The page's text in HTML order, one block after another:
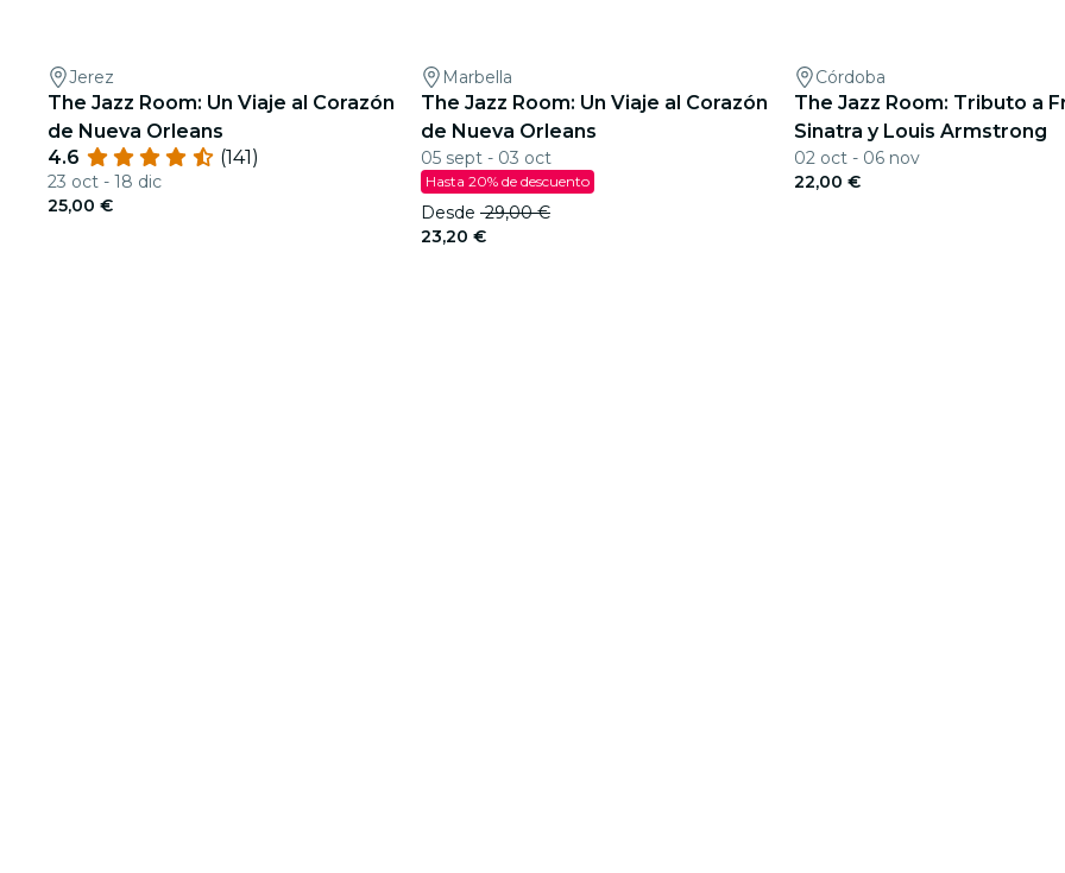
Jerez
The Jazz Room: Un Viaje al Corazón
de Nueva Orleans
4.6
(141)
23 oct - 18 dic
25,00 €
Marbella
The Jazz Room: Un Viaje al Corazón
de Nueva Orleans
05 sept - 03 oct
Hasta 20% de descuento
Desde 29,00 €
23,20 €
Córdoba
The Jazz Room: Tributo a
Sinatra y Louis Armstrong
02 oct - 06 nov
22,00 €